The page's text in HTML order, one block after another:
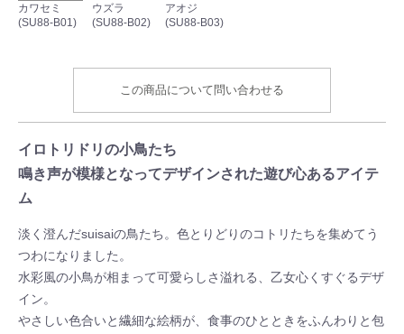
カワセミ
(SU88-B01)
ウズラ
(SU88-B02)
アオジ
(SU88-B03)
この商品について問い合わせる
イロトリドリの小鳥たち
鳴き声が模様となってデザインされた遊び心あるアイテ
ム
淡く澄んだsuisaiの鳥たち。色とりどりのコトリたちを集めてう
つわになりました。
水彩風の小鳥が相まって可愛らしさ溢れる、乙女心くすぐるデザ
イン。
やさしい色合いと繊細な絵柄が、食事のひとときをふんわりと包